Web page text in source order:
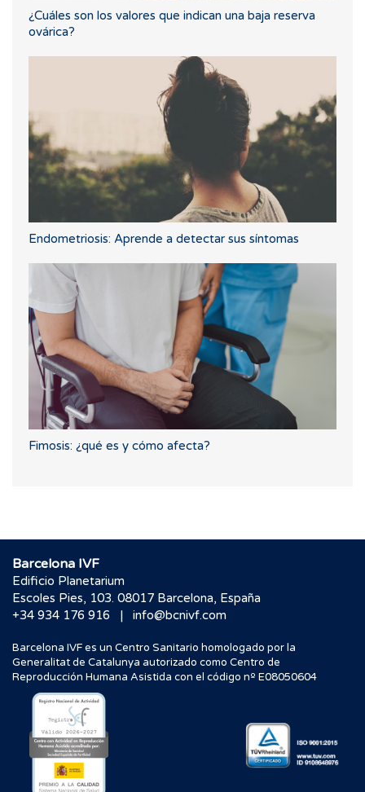
¿Cuáles son los valores que indican una baja reserva
ovárica?
Endometriosis: Aprende a detectar sus síntomas
Fimosis: ¿qué es y cómo afecta?
Barcelona IVF
Edificio Planetarium
Escoles Pies, 103. 08017 Barcelona, España
+34 934 176 916
| info@bcnivf.com
Barcelona IVF es un Centro Sanitario homologado por la
Generalitat de Catalunya autorizado como Centro de
Reproducción Humana Asistida con el código nº E08050604